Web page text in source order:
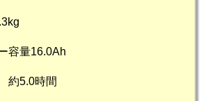
容量16.0Ah
約5.0時間